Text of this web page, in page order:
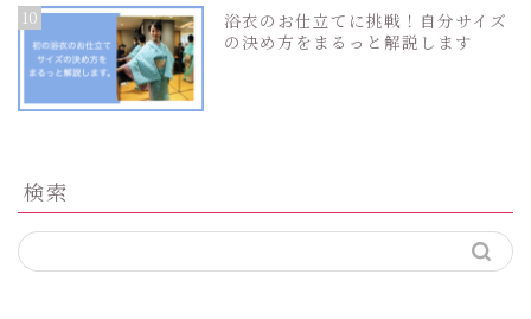
10
浴衣のお仕立てに挑戦！自分サイズ
の決め方をまるっと解説します
検索